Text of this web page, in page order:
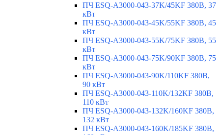
ПЧ ESQ-A3000-043-37K/45KF 380В, 37
кВт
ПЧ ESQ-A3000-043-45K/55KF 380В, 45
кВт
ПЧ ESQ-A3000-043-55K/75KF 380В, 55
кВт
ПЧ ESQ-A3000-043-75K/90KF 380В, 75
кВт
ПЧ ESQ-A3000-043-90K/110KF 380В,
90 кВт
ПЧ ESQ-A3000-043-110K/132KF 380В,
110 кВт
ПЧ ESQ-A3000-043-132K/160KF 380В,
132 кВт
ПЧ ESQ-A3000-043-160K/185KF 380В,